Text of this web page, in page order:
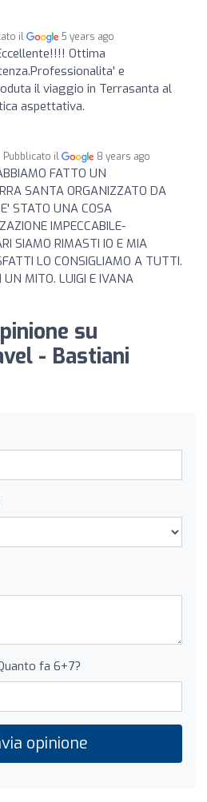
il 5 years ago
Ottima
e
il viaggio in Terrasanta al
aspettativa.
Pubblicato il 8 years ago
FATTO UN
SANTA ORGANIZZATO DA
E' STATO UNA COSA
IMPECCABILE-
SIAMO RIMASTI IO E MIA
LO CONSIGLIAMO A TUTTI.
UN MITO. LUIGI E IVANA
su
- Bastiani
fa 6+7?
opinione